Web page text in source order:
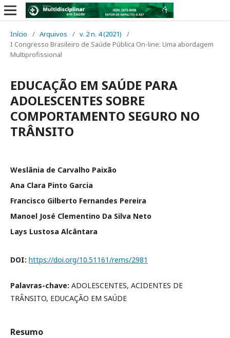
Início / Arquivos / v. 2 n. 4 (2021)
/
I Congresso Brasileiro de Saúde Pública On-line: Uma abordagem
Multiprofissional
EDUCAÇÃO EM SAÚDE PARA
ADOLESCENTES SOBRE
COMPORTAMENTO SEGURO NO
TRÂNSITO
Weslânia de Carvalho Paixão
Ana Clara Pinto Garcia
Francisco Gilberto Fernandes Pereira
Manoel José Clementino Da Silva Neto
Lays Lustosa Alcântara
DOI: https://doi.org/10.51161/rems/2981
Palavras-chave: ADOLESCENTES, ACIDENTES DE
TRÂNSITO, EDUCAÇÃO EM SAÚDE
Resumo